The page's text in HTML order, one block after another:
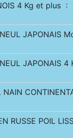
4 Kg et plus :
JAPONAIS
JAPONAIS
NAIN
RUSSE POIL